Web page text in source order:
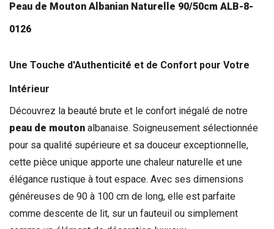
Peau de Mouton Albanian Naturelle 90/50cm ALB-8-
0126
Une Touche d'Authenticité et de Confort pour Votre
Intérieur
peau de mouton albanaise. Soigneusement sélectionnée
pour sa qualité supérieure et sa douceur exceptionnelle,
cette pièce unique apporte une chaleur naturelle et une
élégance rustique à tout espace. Avec ses dimensions
généreuses de 90 à 100 cm de long, elle est parfaite
comme descente de lit, sur un fauteuil ou simplement